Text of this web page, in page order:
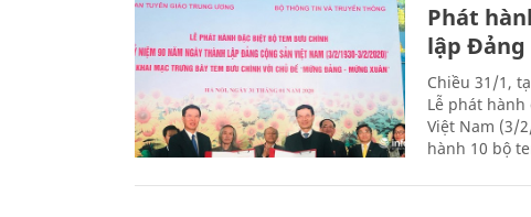
Phát
lập Đảng
Chiều 31/1,
Lễ phát
Việt Nam (3/
hành 10 bộ